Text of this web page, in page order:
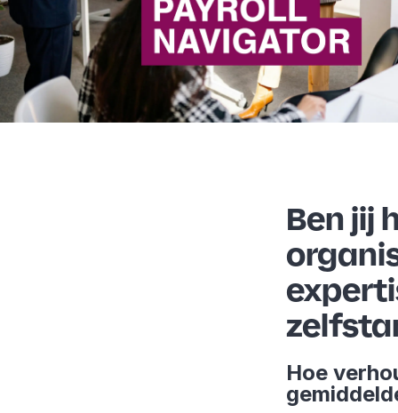
Ben jij
Hoe